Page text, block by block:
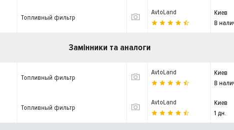
Топливный фильтр
AvtoLand
Киев
В
Замінники та аналоги
Топливный фильтр
AvtoLand
Киев
В
Топливный фильтр
AvtoLand
Киев
1 дн.